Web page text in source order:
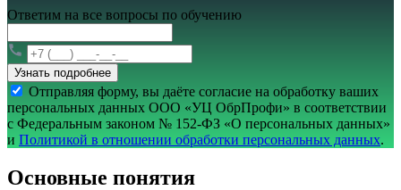
Ответим на все вопросы по обучению
Узнать подробнее
Отправляя форму, вы даёте согласие на обработку ваших
персональных данных ООО «УЦ ОбрПрофи» в соответствии
с Федеральным законом № 152-ФЗ «О персональных данных»
и Политикой в отношении обработки персональных данных.
Основные понятия